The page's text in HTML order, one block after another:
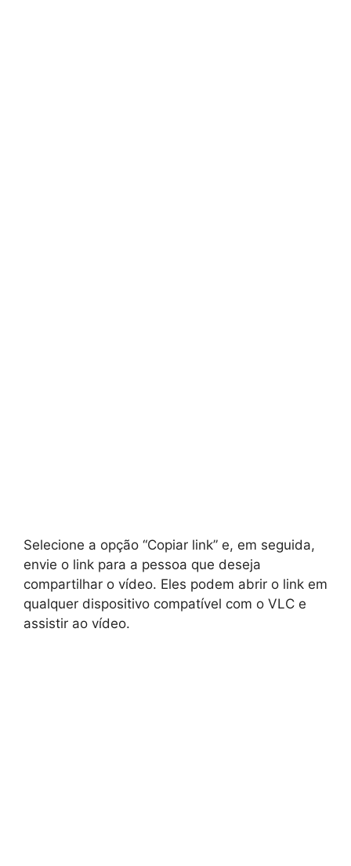
Selecione a opção “Copiar link” e, em seguida,
envie o link para a pessoa que deseja
compartilhar o vídeo. Eles podem abrir o link em
qualquer dispositivo compatível com o VLC e
assistir ao vídeo.